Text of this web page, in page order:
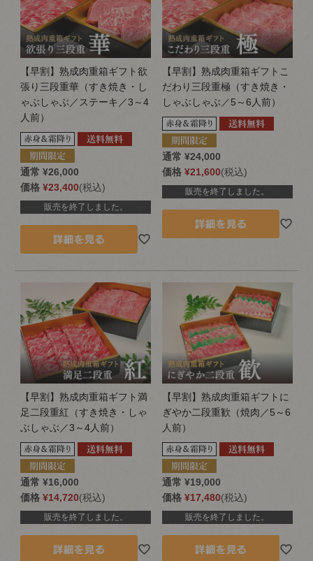
【早割】熟成肉重箱ギフト欲
張り三段重華（すき焼き・し
ゃぶしゃぶ／ステーキ／3～4
人前）
通常 ¥26,000
価格 ¥23,400 税込
販売を終了しました。
【早割】熟成肉重箱ギフトこ
だわり三段重極（すき焼き・
しゃぶしゃぶ／5～6人前）
通常 ¥24,000
価格 ¥21,600 税込
販売を終了しました。
【早割】熟成肉重箱ギフト満
足二段重紅（すき焼き・しゃ
ぶしゃぶ／3～4人前）
通常 ¥16,000
価格 ¥14,720 税込
販売を終了しました。
【早割】熟成肉重箱ギフトに
ぎやか二段重歓（焼肉／5～6
人前）
通常 ¥19,000
価格 ¥17,480 税込
販売を終了しました。